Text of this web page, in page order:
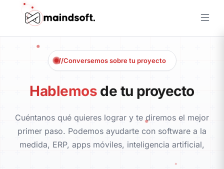
Conversemos sobre tu proyecto
Hablemosde tu proyecto
Cuéntanos qué quieres lograr y te diremos el mejor
primer paso. Podemos ayudarte con software a la
medida, ERP, apps móviles, inteligencia artificial,